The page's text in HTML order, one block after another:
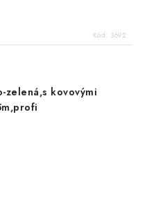
Kód: 3692
zelená,s kovovými